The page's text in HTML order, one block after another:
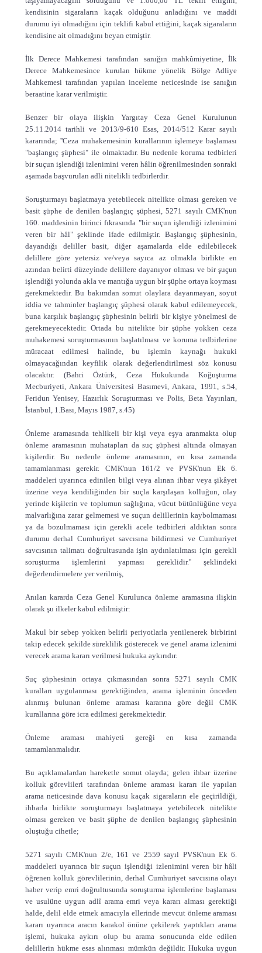
kendisinin sigaraların kaçak olduğunu anladığını ve maddi
durumu iyi olmadığını için teklifi kabul ettiğini, kaçak sigaraların
kendisine ait olmadığını beyan etmiştir.
İlk Derece Mahkemesi tarafından sanığın mahkûmiyetine, İlk
Derece Mahkemesince kurulan hükme yönelik Bölge Adliye
Mahkemesi tarafından yapılan inceleme neticesinde ise sanığın
beraatine karar verilmiştir.
Benzer bir olaya ilişkin Yargıtay Ceza Genel Kurulunun
25.11.2014 tarihli ve 2013/9-610 Esas, 2014/512 Karar sayılı
kararında; ''Ceza muhakemesinin kurallarının işlemeye başlaması
"başlangıç şüphesi" ile olmaktadır. Bu nedenle koruma tedbirleri
bir suçun işlendiği izlenimini veren hâlin öğrenilmesinden sonraki
aşamada başvurulan adli nitelikli tedbirlerdir.
Soruşturmayı başlatmaya yetebilecek nitelikte olması gereken ve
basit şüphe de denilen başlangıç şüphesi, 5271 sayılı CMK'nun
160. maddesinin birinci fıkrasında "bir suçun işlendiği izlenimini
veren bir hâl" şeklinde ifade edilmiştir. Başlangıç şüphesinin,
dayandığı deliller basit, diğer aşamalarda elde edilebilecek
delillere göre yetersiz ve/veya sayıca az olmakla birlikte en
azından belirti düzeyinde delillere dayanıyor olması ve bir şuçun
işlendiği yolunda akla ve mantığa uygun bir şüphe ortaya koyması
gerekmektedir. Bu bakımdan somut olaylara dayanmayan, soyut
iddia ve tahminler başlangıç şüphesi olarak kabul edilemeyecek,
buna karşılık başlangıç şüphesinin belirli bir kişiye yönelmesi de
gerekmeyecektedir. Ortada bu nitelikte bir şüphe yokken ceza
muhakemesi soruşturmasının başlatılması ve koruma tedbirlerine
müracaat edilmesi halinde, bu işlemin kaynağı hukuki
olmayacağından keyfilik olarak değerlendirilmesi söz konusu
olacaktır. (Bahri Öztürk, Ceza Hukukunda Koğuşturma
Mecburiyeti, Ankara Üniversitesi Basımevi, Ankara, 1991, s.54,
Feridun Yenisey, Hazırlık Soruşturması ve Polis, Beta Yayınları,
İstanbul, 1.Bası, Mayıs 1987, s.45)
Önleme aramasında tehlikeli bir kişi veya eşya aranmakta olup
önleme aramasının muhatapları da suç şüphesi altında olmayan
kişilerdir. Bu nedenle önleme aramasının, en kısa zamanda
tamamlanması gerekir. CMK'nun 161/2 ve PVSK'nun Ek 6.
maddeleri uyarınca edinilen bilgi veya alınan ihbar veya şikâyet
üzerine veya kendiliğinden bir suçla karşılaşan kolluğun, olay
yerinde kişilerin ve toplumun sağlığına, vücut bütünlüğüne veya
malvarlığına zarar gelmemesi ve suçun delillerinin kaybolmaması
ya da bozulmaması için gerekli acele tedbirleri aldıktan sonra
durumu derhal Cumhuriyet savcısına bildirmesi ve Cumhuriyet
savcısının talimatı doğrultusunda işin aydınlatılması için gerekli
soruşturma işlemlerini yapması gereklidir.'' şeklindeki
değerlendirmelere yer verilmiş,
Anılan kararda Ceza Genel Kurulunca önleme aramasına ilişkin
olarak şu ilkeler kabul edilmiştir:
Makul bir sebep yokken belirli periyotlarla yenilenerek birbirini
takip edecek şekilde süreklilik gösterecek ve genel arama izlenimi
verecek arama kararı verilmesi hukuka aykırıdır.
Suç şüphesinin ortaya çıkmasından sonra 5271 sayılı CMK
kuralları uygulanması gerektiğinden, arama işleminin önceden
alınmış bulunan önleme araması kararına göre değil CMK
kurallarına göre icra edilmesi gerekmektedir.
Önleme araması mahiyeti gereği en kısa zamanda
tamamlanmalıdır.
Bu açıklamalardan hareketle somut olayda; gelen ihbar üzerine
kolluk görevlileri tarafından önleme araması kararı ile yapılan
arama neticesinde dava konusu kaçak sigaraların ele geçirildiği,
ihbarla birlikte soruşturmayı başlatmaya yetebilecek nitelikte
olması gereken ve basit şüphe de denilen başlangıç şüphesinin
oluştuğu cihetle;
5271 sayılı CMK'nun 2/e, 161 ve 2559 sayıl PVSK'nun Ek 6.
maddeleri uyarınca bir suçun işlendiği izlenimini veren bir hâli
öğrenen kolluk görevlilerinin, derhal Cumhuriyet savcısına olayı
haber verip emri doğrultusunda soruşturma işlemlerine başlaması
ve usulüne uygun adlî arama emri veya kararı alması gerektiği
halde, delil elde etmek amacıyla ellerinde mevcut önleme araması
kararı uyarınca aracın karakol önüne çekilerek yaptıkları arama
işlemi, hukuka aykırı olup bu arama sonucunda elde edilen
delillerin hükme esas alınması mümkün değildir. Hukuka uygun